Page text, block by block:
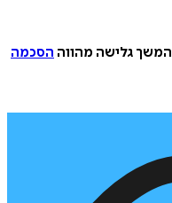
המשך גלישה מהווה הסכמה